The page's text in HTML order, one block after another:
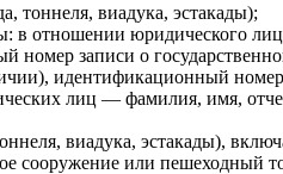
тоннеля, виадука, эстакады);
в отношении юридического
номер записи о
идентификационный
лиц — фамилия, имя,
виадука, эстакады),
сооружение или пешеходный